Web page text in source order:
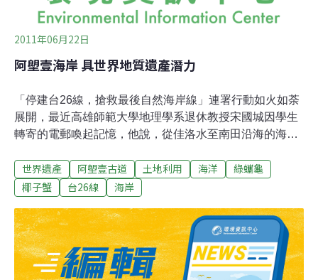
2011年06月22日
阿塱壹海岸 具世界地質遺產潛力
「停建台26線，搶救最後自然海岸線」連署行動如火如荼
展開，最近高雄師範大學地理學系退休教授宋國城因學生
轉寄的電郵喚起記憶，他說，從佳洛水至南田沿海的海岸
央地質調查所的〈5萬分之1恆春半島地質圖幅與說明書〉
中即記載相關研究結論。台26線公路興建，可能造成阿塱
此發起連署活動，也因此讓多年前參加當地地質調查研究
的宋國城，得以揭開這項資訊。30年前宋國城曾帶學生花
了7天7夜從佳洛水至南田，沿著海岸做地質調查。宋國城
解釋，一千萬年前的台灣尚處於太平洋海底，現在的恆春
世界遺產 阿塱壹古道 土地利用 海洋
綠蠵龜
椰子蟹
台26線 海岸